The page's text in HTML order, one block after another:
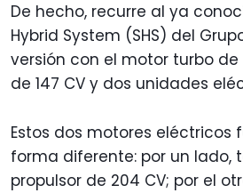
De hecho, recurre al ya
Hybrid System (SHS) del
versión con el motor turbo de
de 147 CV y dos unidades
Estos dos motores eléctricos
forma diferente: por un lado,
propulsor de 204 CV; por el